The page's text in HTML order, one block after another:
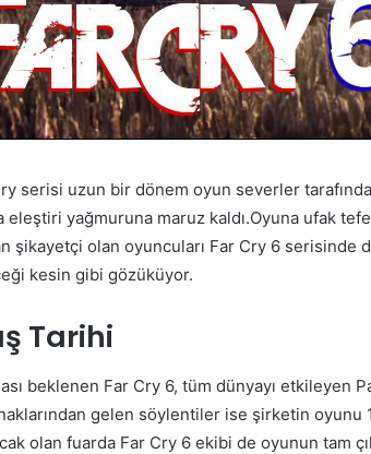
serisi uzun bir dönem oyun severler
eleştiri yağmuruna maruz kaldı.Oyuna ufak
şikayetçi olan oyuncuları Far Cry 6
kesin gibi gözüküyor.
Tarihi
beklenen Far Cry 6, tüm dünyayı etkileyen
gelen söylentiler ise şirketin oyunu
olan fuarda Far Cry 6 ekibi de oyunun tam